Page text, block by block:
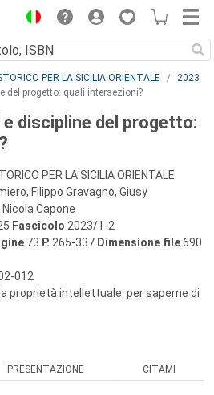
PER LA SICILIA ORIENTALE
2023
del progetto: quali intersezioni?
discipline del progetto:
PER LA SICILIA ORIENTALE
Filippo Gravagno, Giusy
Capone
Fascicolo 2023/1-2
73 P. 265-337 Dimensione file690
012
proprietà intellettuale: per saperne di
PRESENTAZIONE CITAMI